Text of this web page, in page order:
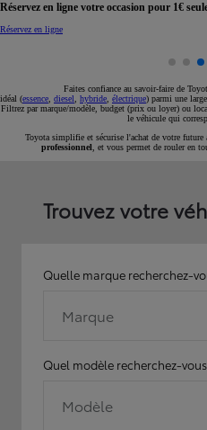
Réservez en ligne votre occasion pour 1€
Réservez en ligne
Faites confiance au savoir-faire de
idéal (essence diesel hybride électrique) parmi une
Filtrez par marque/modèle, budget (prix ou loyer) ou
le véhicule qui
Toyota simplifie et sécurise l'achat de votre future
professionnel , et vous permet de rouler en
Trouvez votre
Quelle marque recherchez-
Marque
Quel modèle recherchez-
Modèle